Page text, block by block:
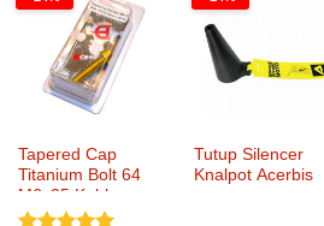
Tapered Cap
Titanium Bolt 64
M6x25 Kohken
KOK-1051xx
Tutup Silencer
Knalpot Acerbis